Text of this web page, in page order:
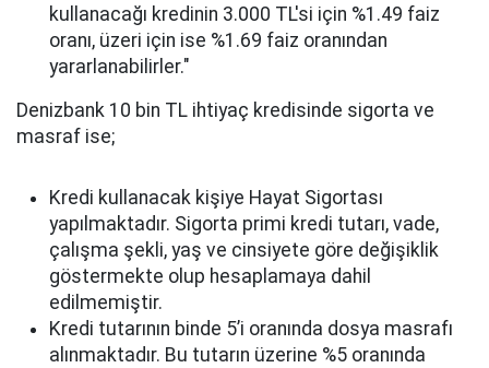
kullanacağı kredinin 3.000 TL'si için %1.49 faiz
oranı, üzeri için ise %1.69 faiz oranından
yararlanabilirler."
Denizbank 10 bin TL ihtiyaç kredisinde sigorta ve
masraf ise;
Kredi kullanacak kişiye Hayat Sigortası
yapılmaktadır. Sigorta primi kredi tutarı, vade,
çalışma şekli, yaş ve cinsiyete göre değişiklik
göstermekte olup hesaplamaya dahil
edilmemiştir.
Kredi tutarının binde 5’i oranında dosya masrafı
alınmaktadır. Bu tutarın üzerine %5 oranında